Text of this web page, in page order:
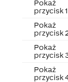
Pokaż
przycisk 1
Pokaż
przycisk
Pokaż
przycisk
Pokaż
przycisk